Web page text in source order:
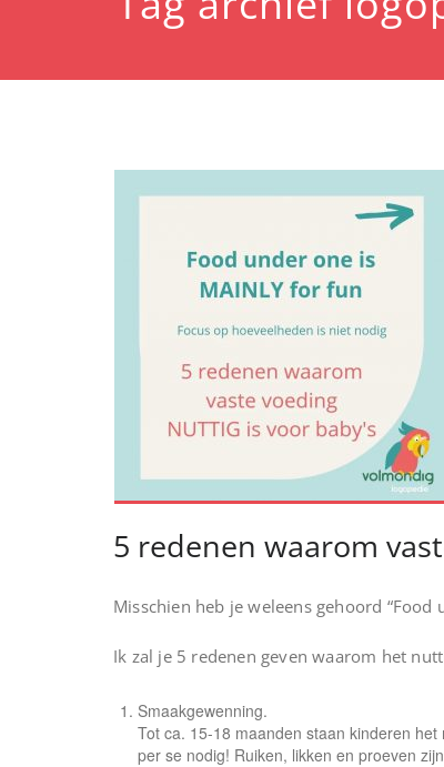
5 redenen waarom
Misschien heb je weleens gehoord
Ik zal je 5 redenen geven waarom het
Smaakgewenning.
Tot ca. 15-18 maanden staan kinderen
per se nodig! Ruiken, likken en proeven